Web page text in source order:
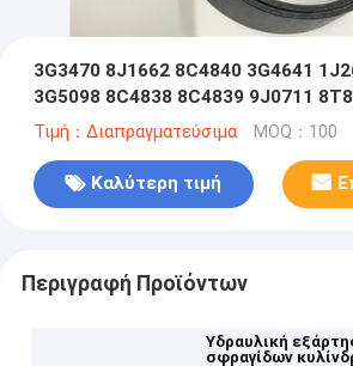
3G3470 8J1662 8C4840 3G4641
3G5098 8C4838 8C4839 9J0711
8T8319 838T843
Τιμή：Διαπραγματεύσιμα MOQ：100
Καλύτερη τιμή
Περιγραφή Προϊόντων
Υδραυλική
σφραγίδων